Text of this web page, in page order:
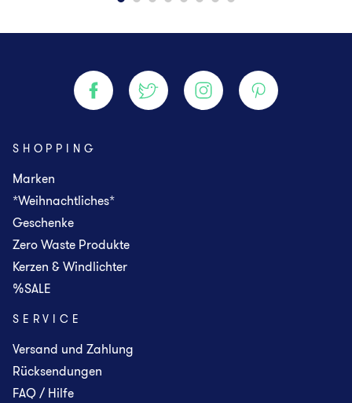
SHOPPING
Marken
*Weihnachtliches*
Geschenke
Zero Waste Produkte
Kerzen & Windlichter
%SALE
SERVICE
Versand und Zahlung
Rücksendungen
FAQ / Hilfe